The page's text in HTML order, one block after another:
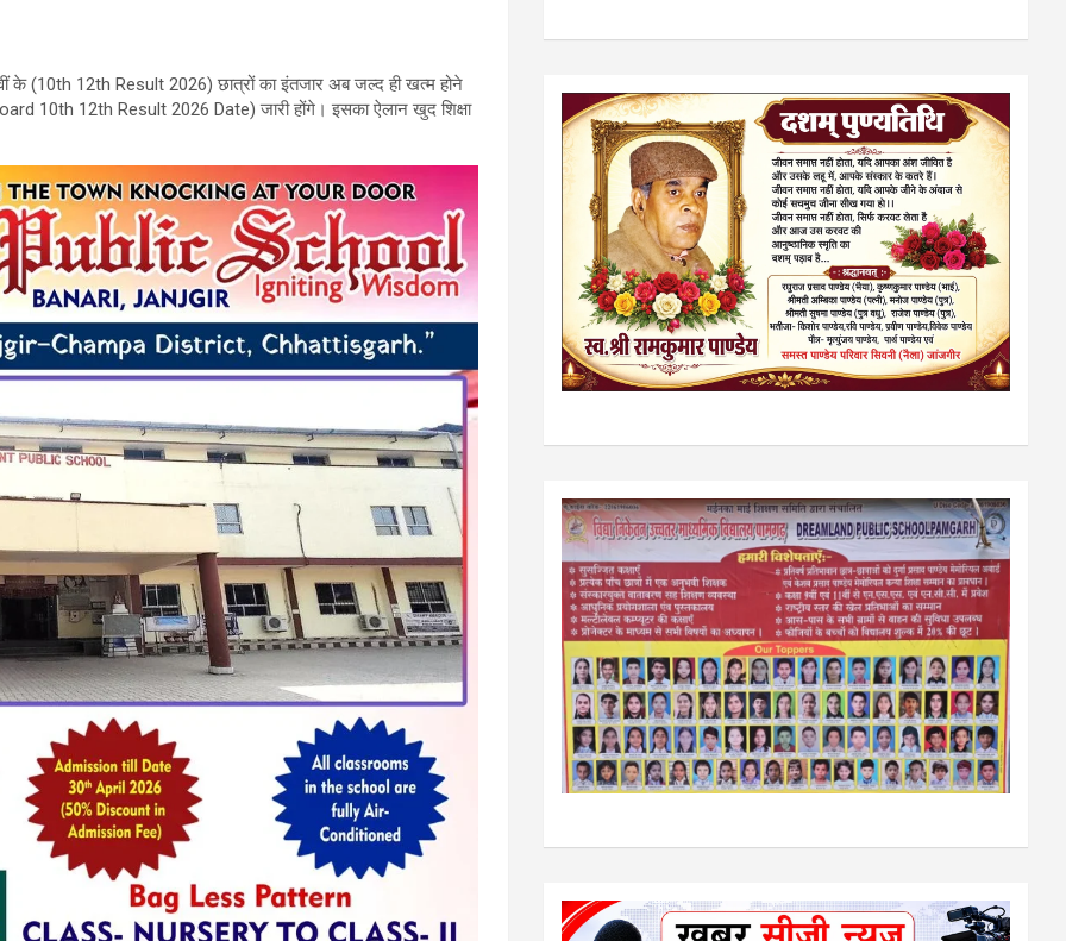
के (10th 12th Result 2026) छात्रों का इंतजार अब जल्द ही खत्म होने
10th 12th Result 2026 Date) जारी होंगे। इसका ऐलान खुद शिक्षा